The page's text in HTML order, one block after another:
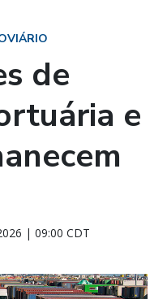
de
e
| 09:00 CDT